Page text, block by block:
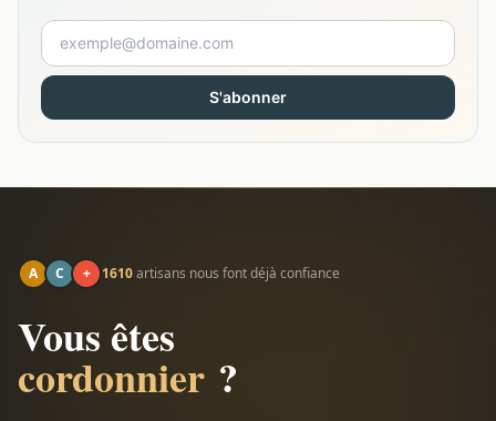
S'abonner
A C + 1610artisans nous font déjà confiance
Vous êtes
cordonnier ?